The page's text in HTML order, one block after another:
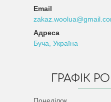
Буча, Україна
ГРАФІК
Понеділок